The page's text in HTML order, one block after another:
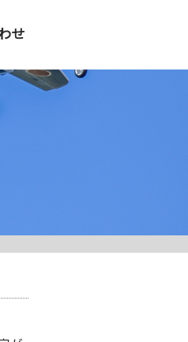
せ